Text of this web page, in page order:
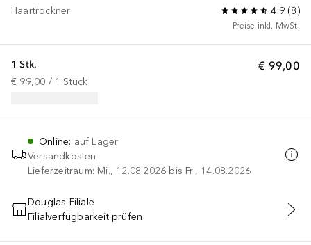
Haartrockner 4.9 (8)
Preise inkl. MwSt.
€ 99,00
1 Stk.
€ 99,00 / 1 Stück
Online: auf Lager
Versandkosten
Lieferzeitraum: Mi., 12.08.2026 bis Fr., 14.08.2026
IN DEN WARENKORB
Douglas-Filiale
Filialverfügbarkeit prüfen